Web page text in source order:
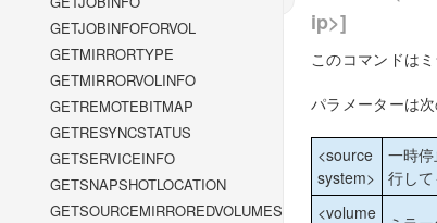
GETJOBINFOFORVOL
GETMIRRORTYPE
GETMIRRORVOLINFO
GETREMOTEBITMAP
GETRESYNCSTATUS
GETSERVICEINFO
GETSNAPSHOTLOCATION
GETSOURCEMIRROREDVOLUMES
ip>]
このコマンドは
パラメーターは次
<source
system>
一時
行して
<volume